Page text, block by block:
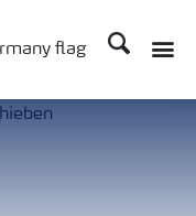
Suchen